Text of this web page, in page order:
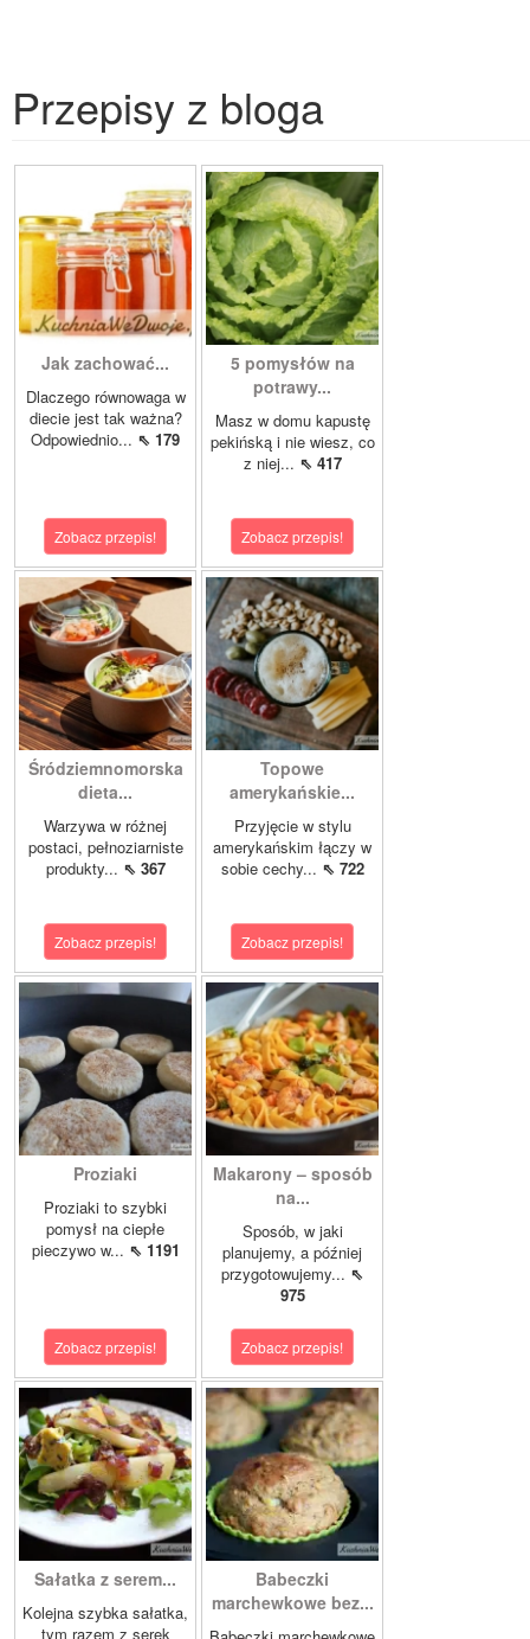
Przepisy z bloga
Jak zachować...
Dlaczego równowaga w
diecie jest tak ważna?
Odpowiednio... ⇖ 179
Zobacz przepis!
5 pomysłów na
potrawy...
Masz w domu kapustę
pekińską i nie wiesz, co
z niej... ⇖ 417
Zobacz przepis!
Śródziemnomorska
dieta...
Warzywa w różnej
postaci, pełnoziarniste
produkty... ⇖ 367
Zobacz przepis!
Topowe
amerykańskie...
Przyjęcie w stylu
amerykańskim łączy w
sobie cechy... ⇖ 722
Zobacz przepis!
Proziaki
Proziaki to szybki
pomysł na ciepłe
pieczywo w... ⇖ 1191
Zobacz przepis!
Makarony – sposób
na...
Sposób, w jaki
planujemy, a później
przygotowujemy... ⇖
975
Zobacz przepis!
Sałatka z serem...
Kolejna szybka sałatka,
tym razem z serek
Babeczki
marchewkowe bez...